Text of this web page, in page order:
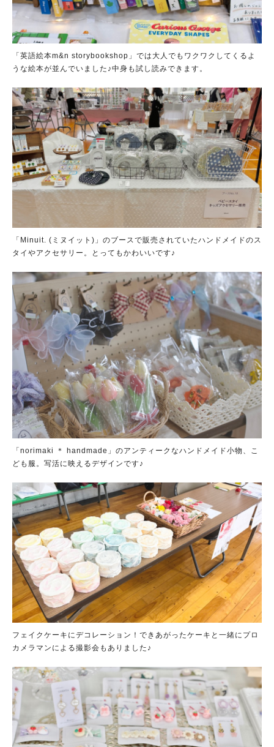
「英語絵本m&n storybookshop」では大人でもワクワクしてくるよ
うな絵本が並んでいました♪中身も試し読みできます。
「Minuit. (ミヌイット)」のブースで販売されていたハンドメイドのス
タイやアクセサリー。とってもかわいいです♪
「norimaki ＊ handmade」のアンティークなハンドメイド小物、こ
ども服。写活に映えるデザインです♪
フェイクケーキにデコレーション！できあがったケーキと一緒にプロ
カメラマンによる撮影会もありました♪